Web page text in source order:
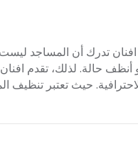
50% 0553445129 في شركة افنان تدرك أن
حالة. لذلك، تقدم
الجودة و الاحترافية. حيث تعتبر